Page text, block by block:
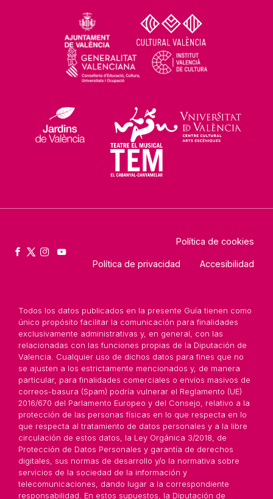
Política de cookies
Política de privacidad Accesibilidad
Todos los datos publicados en la presente Guía tienen como
único propósito facilitar la comunicación para finalidades
exclusivamente administrativas y, en general, con las
relacionadas con las funciones propias de la Diputación de
Valencia. Cualquier uso de dichos datos para fines que no
se ajusten a los estrictamente mencionados y, de manera
particular, para finalidades comerciales o envíos masivos de
correos-basura (Spam) podría vulnerar el Reglamento (UE)
2016/670 del Parlamento Europeo y del Consejo, relativo a la
protección de las personas físicas en lo que respecta en lo
que respecta al tratamiento de datos personales y a la libre
circulación de estos datos, la Ley Orgánica 3/2018, de
Protección de Datos Personales y garantía de derechos
digitales, sus normas de desarrollo y/o la normativa sobre
servicios de la sociedad de la información y
telecomunicaciones, dando lugar a la correspondiente
responsabilidad. En estos supuestos, la Diputación de